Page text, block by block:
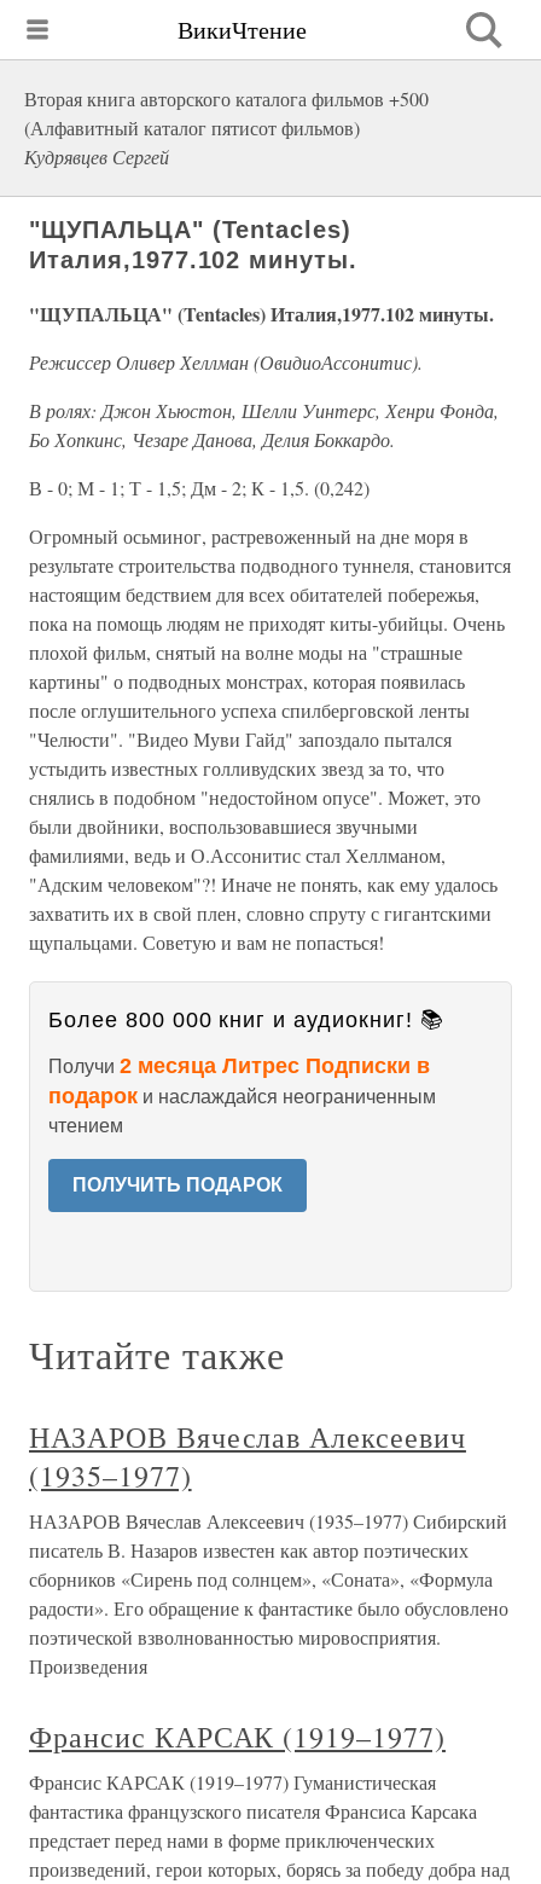
ВикиЧтение
Вторая книга авторского каталога фильмов +500
(Алфавитный каталог пятисот фильмов)
Кудрявцев Сергей
"ЩУПАЛЬЦА" (Tentacles)
Италия,1977.102 минуты.
"ЩУПАЛЬЦА" (Tentacles) Италия,1977.102 минуты.
Режиссер Оливер Хеллман (ОвидиоАссонитис).
В ролях: Джон Хьюстон, Шелли Уинтерс, Хенри Фонда,
Бо Хопкинс, Чезаре Данова, Делия Боккардо.
В - 0; М - 1; Т - 1,5; Дм - 2; К - 1,5. (0,242)
Огромный осьминог, растревоженный на дне моря в
результате строительства подводного туннеля, становится
настоящим бедствием для всех обитателей побережья,
пока на помощь людям не приходят киты-убийцы. Очень
плохой фильм, снятый на волне моды на "страшные
картины" о подводных монстрах, которая появилась
после оглушительного успеха спилберговской ленты
"Челюсти". "Видео Муви Гайд" запоздало пытался
устыдить известных голливудских звезд за то, что
снялись в подобном "недостойном опусе". Может, это
были двойники, воспользовавшиеся звучными
фамилиями, ведь и О.Ассонитис стал Хеллманом,
"Адским человеком"?! Иначе не понять, как ему удалось
захватить их в свой плен, словно спруту с гигантскими
щупальцами. Советую и вам не попасться!
Более 800 000 книг и аудиокниг! 📚
Получи 2 месяца Литрес Подписки в
подарок и наслаждайся неограниченным
чтением
ПОЛУЧИТЬ ПОДАРОК
Читайте также
НАЗАРОВ Вячеслав Алексеевич
(1935–1977)
НАЗАРОВ Вячеслав Алексеевич (1935–1977) Сибирский
писатель В. Назаров известен как автор поэтических
сборников «Сирень под солнцем», «Соната», «Формула
радости». Его обращение к фантастике было обусловлено
поэтической взволнованностью мировосприятия.
Произведения
Франсис КАРСАК (1919–1977)
Франсис КАРСАК (1919–1977) Гуманистическая
фантастика французского писателя Франсиса Карсака
предстает перед нами в форме приключенческих
произведений, герои которых, борясь за победу добра над